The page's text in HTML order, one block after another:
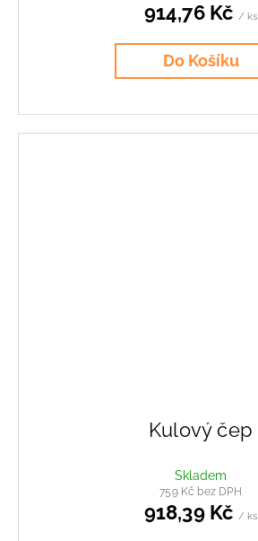
914,76 Kč / ks
Do Košíku
Kulový čep
Skladem
759 Kč bez DPH
918,39 Kč / ks